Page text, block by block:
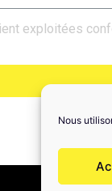
Nous
exploitées